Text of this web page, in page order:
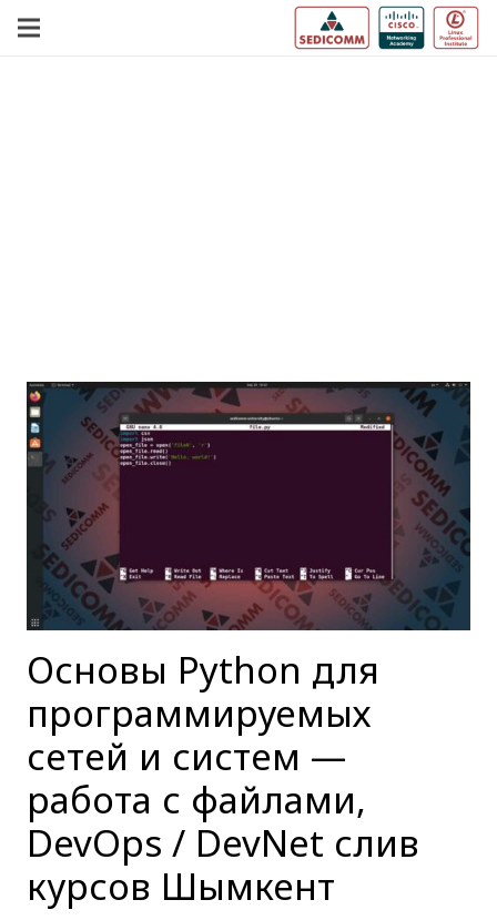
Основы Python для
программируемых
сетей и систем —
работа с файлами,
DevOps / DevNet слив
курсов Шымкент